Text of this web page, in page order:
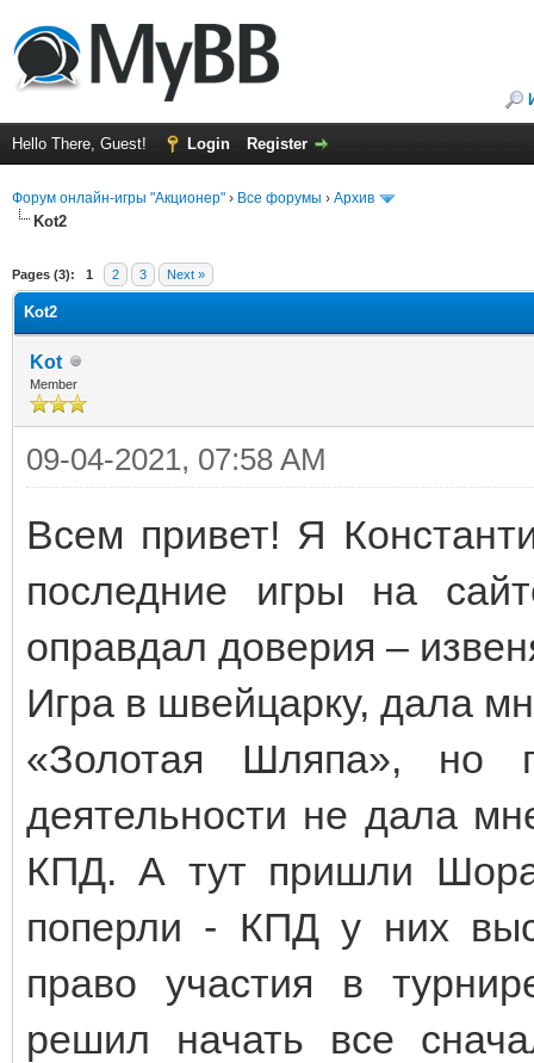
Hello There, Guest! Login Register
Форум онлайн-игры "Акционер" › Все форумы › Архив
Kot2
Pages (3): 1 2 3 Next »
Kot2
Kot
Member
09-04-2021, 07:58 AM
Всем привет! Я
последние игры на
оправдал доверия –
Игра в швейцарку, дала
«Золотая Шляпа», но
деятельности не дала
КПД. А тут пришли
поперли - КПД у них
право участия в
решил начать все